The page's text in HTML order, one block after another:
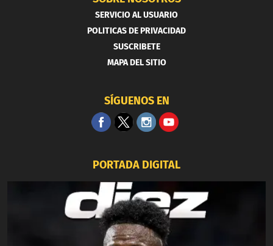
SERVICIO AL USUARIO
POLITICAS DE PRIVACIDAD
SUSCRIBETE
MAPA DEL SITIO
SÍGUENOS EN
PORTADA DIGITAL